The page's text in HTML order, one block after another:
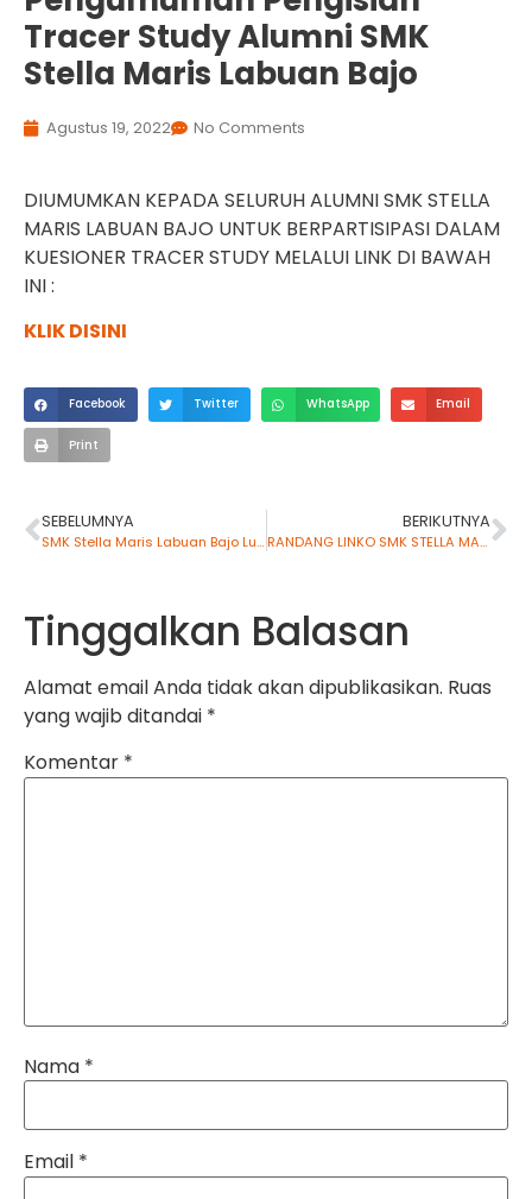
Tracer Study Alumni SMK
Stella Maris Labuan Bajo
Agustus 19, 2022 No Comments
DIUMUMKAN KEPADA SELURUH ALUMNI SMK STELLA
MARIS LABUAN BAJO UNTUK BERPARTISIPASI DALAM
KUESIONER TRACER STUDY MELALUI LINK DI BAWAH
INI :
KLIK DISINI
Facebook Twitter WhatsApp Email
Print
SEBELUMNYA
SMK Stella Maris Labuan Bajo Lulus 100%
BERIKUTNYA
RANDANG LINKO SMK STELLA MARIS LABUAN BAJO
Tinggalkan Balasan
Alamat email Anda tidak akan dipublikasikan. Ruas
yang wajib ditandai *
Komentar *
Nama *
Email *